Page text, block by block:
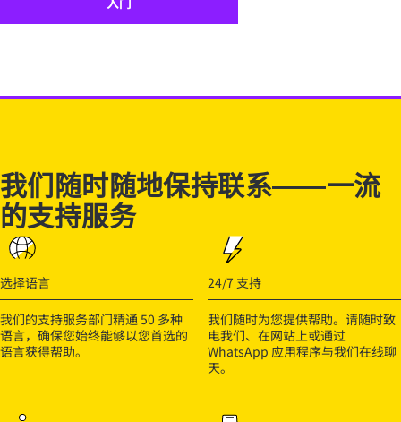
我们随时随地保持联系——一流
的支持服务
选择语言
我们的支持服务部门精通 50 多种
语言，确保您始终能够以您首选的
语言获得帮助。
24/7 支持
我们随时为您提供帮助。请随时致
电我们、在网站上或通过
WhatsApp 应用程序与我们在线聊
天。